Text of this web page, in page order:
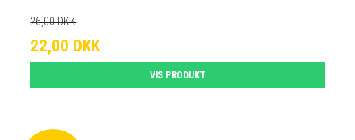
26,00 DKK
22,00 DKK
VIS PRODUKT